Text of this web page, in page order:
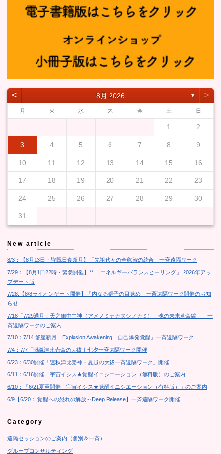
˂ 8月 2026 ▼ ˃
月 火 水 木 金 土 日
1 2
3 4 5 6 7 8 9
10 11 12 13 14 15 16
17 18 19 20 21 22 23
24 25 26 27 28 29 30
31
New article
8/3：【8月13日・皆既日食新月】「先祖代々の全叡智の統合」一斉遠隔ワーク
7/29：【8月1日22時・緊急開催】** 「エネルギーバランスヒーリング」 2026年アッ
プデート版
7/28:【8/8ライオンゲート開催】「内なる獅子の目覚め」一斉遠隔ワーク開催のお知
らせ
7/18「7/29満月：天之御中主神（アメノミナカヌシノカミ）―魂の未来革命編―」一
斉遠隔ワークのご案内
7/10：7/14 蟹座新月「Explosion Awakening｜自己爆発覚醒」一斉遠隔ワーク
7/4：7/7「瀬織津比売命の大祓｜七夕一斉遠隔ワーク開催
6/23：6/30開催「速秋津比売神・夏越の大祓一斉遠隔ワーク」開催
6/11：6/16開催｜宇宙イシス★覚醒イニシエーション（無料版）のご案内
6/10：「6/21夏至開催 宇宙イシス★覚醒イニシエーション（有料版）」のご案内
6/9【6/20： 覚醒への恐れの解放～Deep Release】一斉遠隔ワーク開催
Category
遠隔セッションのご案内（個別＆一斉）
グループコンサルティング